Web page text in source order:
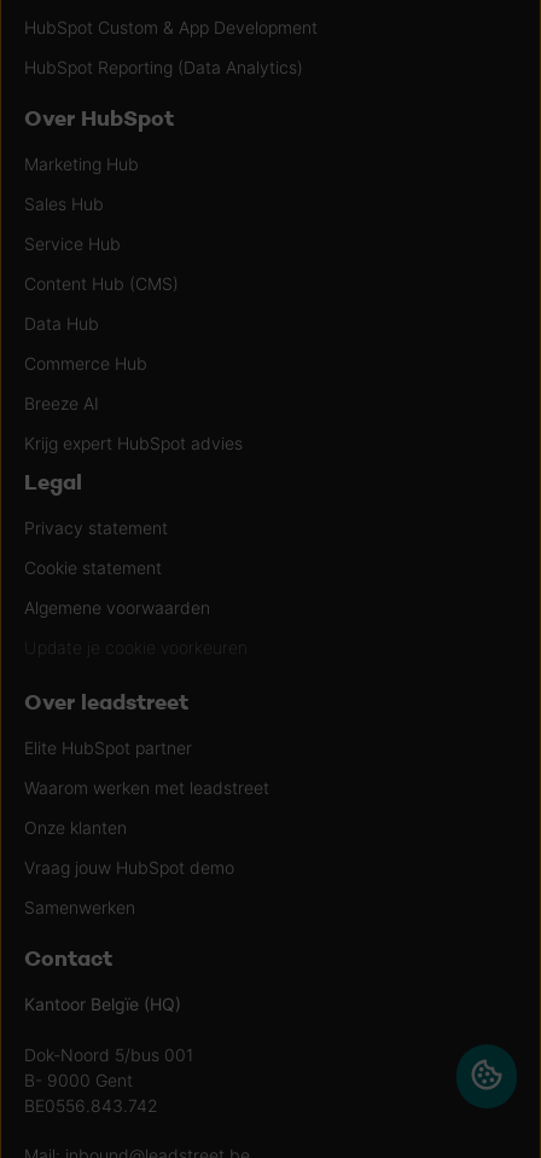
HubSpot Custom & App Development
HubSpot Reporting (Data Analytics)
Over HubSpot
Marketing Hub
Sales Hub
Service Hub
Content Hub (CMS)
Data Hub
Commerce Hub
Breeze AI
Krijg expert HubSpot advies
Legal
Privacy statement
Cookie statement
Algemene voorwaarden
Update je cookie voorkeuren
Over leadstreet
Elite HubSpot partner
Waarom werken met leadstreet
Onze klanten
Vraag jouw HubSpot demo
Samenwerken
Contact
Kantoor Belgïe (HQ)
Dok-Noord 5/bus 001
B- 9000 Gent
BE0556.843.742